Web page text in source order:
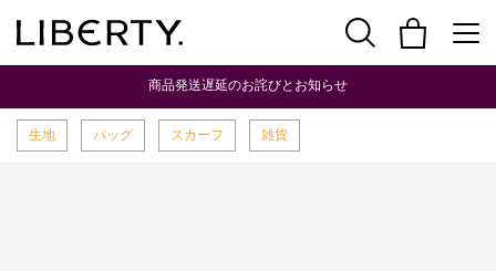
商品発送遅延のお詫びとお知らせ
生地 バッグ スカーフ 雑貨